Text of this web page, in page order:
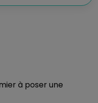
à poser une